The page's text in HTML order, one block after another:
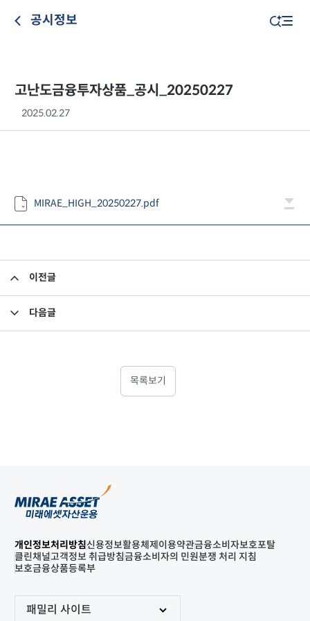
공시정보
고난도금융투자상품_공시_20250227
2025.02.27
MIRAE_HIGH_20250227.pdf
이전글
다음글
목록보기
개인정보처리방침신용정보활용체제 이용약관금융소비자보호포탈
클린채널고객정보 취급방침금융소비자의 민원분쟁 처리 지침
보호금융상품등록부
패밀리 사이트